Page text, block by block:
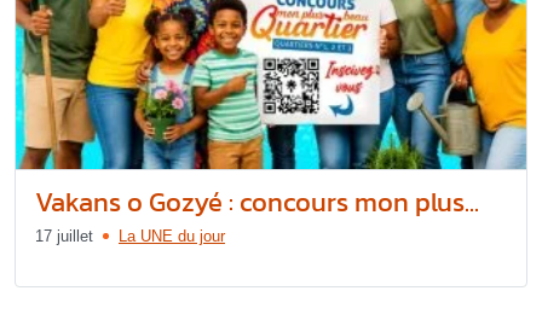
Vakans o Gozyé : concours mon plus...
17 juillet La UNE du jour